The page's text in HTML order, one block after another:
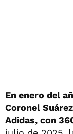
En enero del
Coronel
Adidas, con